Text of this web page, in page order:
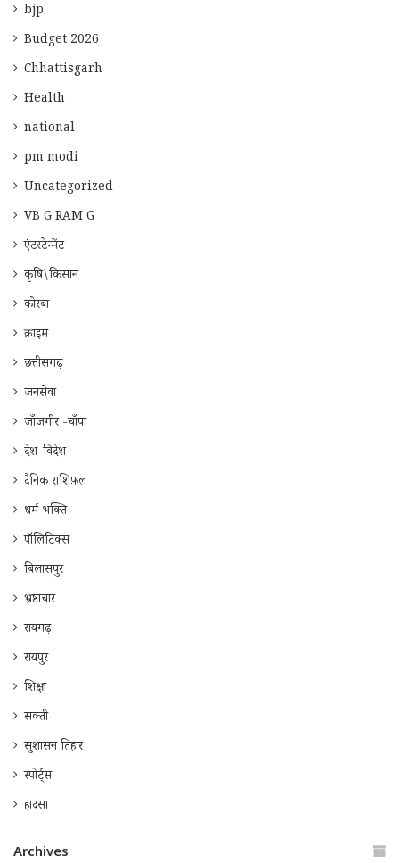
bjp
Budget 2026
Chhattisgarh
Health
national
pm modi
Uncategorized
VB G RAM G
एंटरटेन्मेंट
कृषि\किसान
कोरबा
क्राइम
छत्तीसगढ़
जनसेवा
जाँजगीर -चाँपा
देश-विदेश
दैनिक राशिफ़ल
धर्म भक्ति
पॉलिटिक्स
बिलासपुर
भ्रष्टाचार
रायगढ़
रायपुर
शिक्षा
सक्ती
सुशासन तिहार
स्पोर्ट्स
हादसा
Archives